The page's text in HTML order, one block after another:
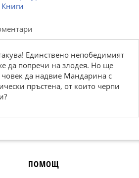
Книги
Единствено непобедимият
да попречи на злодея. Но ще
да надвие Мандарина с
пръстена, от които черпи
ПОМОЩ